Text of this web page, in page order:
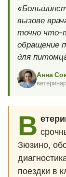
вызове
точно что-
обращение
для
Анна
В
Зюзино,
поездки в